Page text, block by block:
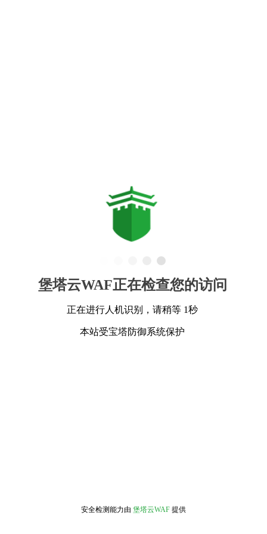
堡塔云WAF正在检查您的访问
正在进行人机识别，请稍等 1秒
本站受宝塔防御系统保护
安全检测能力由 堡塔云WAF 提供